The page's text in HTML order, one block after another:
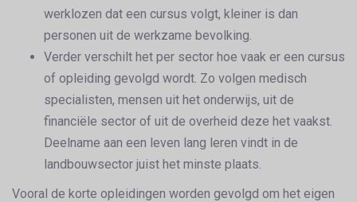
werklozen dat een cursus volgt, kleiner is dan
personen uit de werkzame bevolking.
Verder verschilt het per sector hoe vaak er een cursus
of opleiding gevolgd wordt. Zo volgen medisch
specialisten, mensen uit het onderwijs, uit de
financiële sector of uit de overheid deze het vaakst.
Deelname aan een leven lang leren vindt in de
landbouwsector juist het minste plaats.
Vooral de korte opleidingen worden gevolgd om het eigen